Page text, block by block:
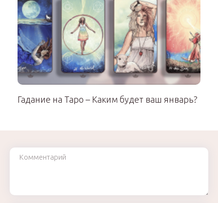
Гадание на Таро – Каким будет ваш январь?
Комментарий